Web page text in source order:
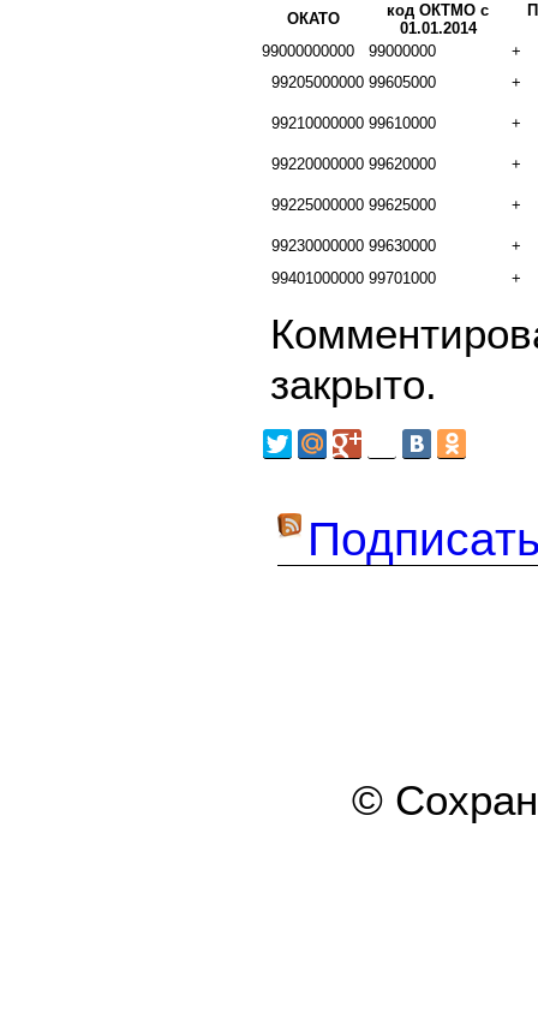
ОКАТО
код ОКТМО с
01.01.2014
99000000000 99000000
+
99205000000 99605000 +
99210000000 99610000 +
99220000000 99620000 +
99225000000 99625000 +
99230000000 99630000
+
99401000000 99701000 +
закрыто.
©